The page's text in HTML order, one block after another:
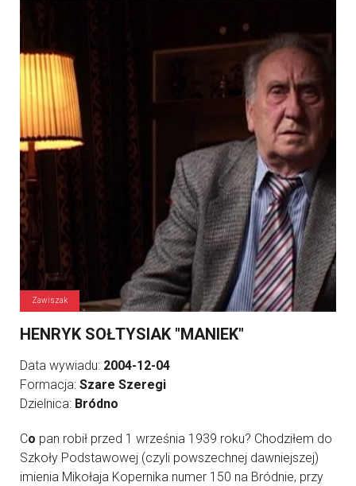
Zawiszak
HENRYK SOŁTYSIAK "MANIEK"
Data wywiadu: 2004-12-04
Formacja: Szare Szeregi
Dzielnica: Bródno
Co pan robił przed 1 września 1939 roku? Chodziłem do
Szkoły Podstawowej (czyli powszechnej dawniejszej)
imienia Mikołaja Kopernika numer 150 na Bródnie, przy